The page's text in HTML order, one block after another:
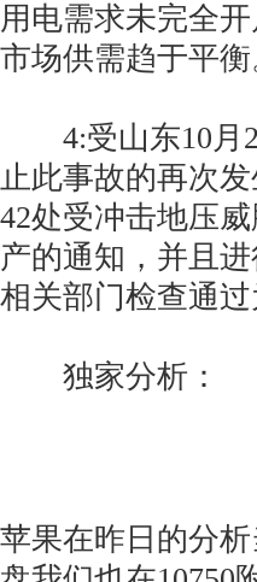
用电需求未完全
市场供需趋于平衡
4:受山东10月
止此事故的再次
42处受冲击地压
产的通知，并且
相关部门检查通过
独家分析：
苹果在昨日的分